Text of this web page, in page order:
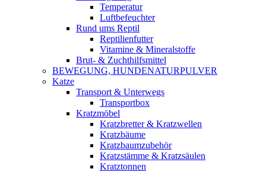
Temperatur
Luftbefeuchter
Rund ums Reptil
Reptilienfutter
Vitamine & Mineralstoffe
Brut- & Zuchthilfsmittel
BEWEGUNG, HUNDENATURPULVER
Katze
Transport & Unterwegs
Transportbox
Kratzmöbel
Kratzbretter & Kratzwellen
Kratzbäume
Kratzbaumzubehör
Kratzstämme & Kratzsäulen
Kratztonnen